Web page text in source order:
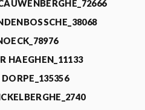
HAEGHEN_11133